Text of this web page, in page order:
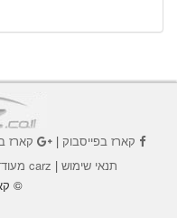
קארז בפייסבוק| קארז
תנאי שימוש | carz מעודד טבעונות
© קארז